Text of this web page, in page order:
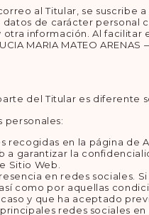
al Titular, se
de carácter
información. Al facilitar
MARIA MATEO
del Titular es diferente
personales:
recogidas en la página de
a garantizar la
Sitio Web.
en redes sociales.
como por aquellas
y que ha aceptado
redes sociales en